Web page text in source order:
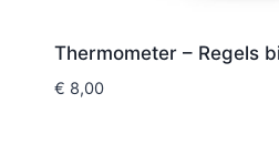
Thermometer – Regels
€ 8,00